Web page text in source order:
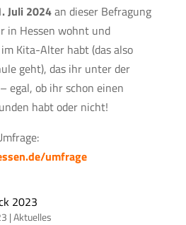
Juli 2024an dieser Befragung
in Hessen wohnt und
Kita-Alter habt (das also
geht), das ihr unter der
egal, ob ihr schon einen
habt oder nicht!
umfrage
2023
|Aktuelles